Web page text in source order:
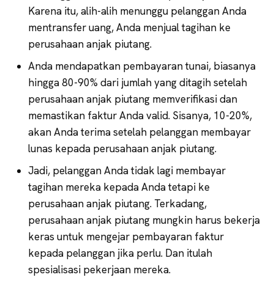
Karena itu, alih-alih menunggu pelanggan Anda
mentransfer uang, Anda menjual tagihan ke
perusahaan anjak piutang.
Anda mendapatkan pembayaran tunai, biasanya
hingga 80-90% dari jumlah yang ditagih setelah
perusahaan anjak piutang memverifikasi dan
memastikan faktur Anda valid. Sisanya, 10-20%,
akan Anda terima setelah pelanggan membayar
lunas kepada perusahaan anjak piutang.
Jadi, pelanggan Anda tidak lagi membayar
tagihan mereka kepada Anda tetapi ke
perusahaan anjak piutang. Terkadang,
perusahaan anjak piutang mungkin harus bekerja
keras untuk mengejar pembayaran faktur
kepada pelanggan jika perlu. Dan itulah
spesialisasi pekerjaan mereka.